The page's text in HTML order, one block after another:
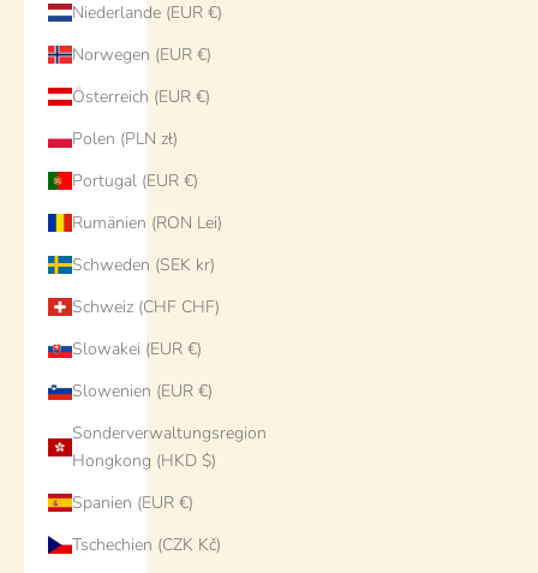
Niederlande (EUR €)
Norwegen (EUR €)
Österreich (EUR €)
Polen (PLN zł)
Portugal (EUR €)
Rumänien (RON Lei)
Schweden (SEK kr)
Schweiz (CHF CHF)
Slowakei (EUR €)
Slowenien (EUR €)
Sonderverwaltungsregion
Hongkong (HKD $)
Spanien (EUR €)
Tschechien (CZK Kč)